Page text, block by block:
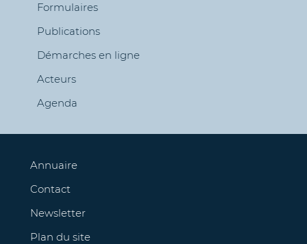
Formulaires
Publications
Démarches en ligne
Acteurs
Agenda
Annuaire
Contact
Newsletter
Plan du site